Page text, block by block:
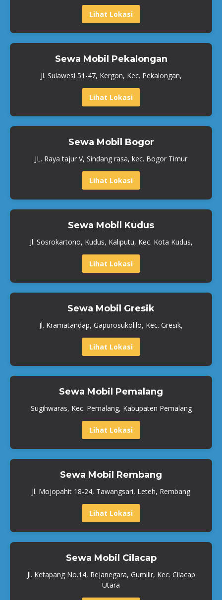
Lihat Lokasi
Sewa Mobil Pekalongan
Jl. Sulawesi 51-47, Kergon, Kec. Pekalongan,
Lihat Lokasi
Sewa Mobil Bogor
JL. Raya tajur V, Sindang rasa, kec. Bogor Timur
Lihat Lokasi
Sewa Mobil Kudus
Jl. Sosrokartono, Kudus, Kaliputu, Kec. Kota Kudus,
Lihat Lokasi
Sewa Mobil Gresik
Jl. Kramatandap, Gapurosukolilo, Kec. Gresik,
Lihat Lokasi
Sewa Mobil Pemalang
Sugihwaras, Kec. Pemalang, Kabupaten Pemalang
Lihat Lokasi
Sewa Mobil Rembang
Jl. Mojopahit 18-24, Tawangsari, Leteh, Rembang
Lihat Lokasi
Sewa Mobil Cilacap
Jl. Ketapang No.14, Rejanegara, Gumilir, Kec. Cilacap
Utara